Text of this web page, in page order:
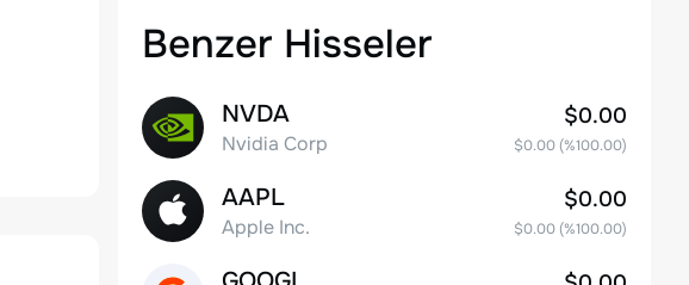
Benzer Hisseler
NVDA
Nvidia Corp
$0.00
$0.00(%100.00)
AAPL
Apple Inc.
$0.00
$0.00(%100.00)